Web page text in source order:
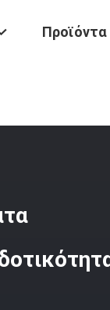
Προϊόντα